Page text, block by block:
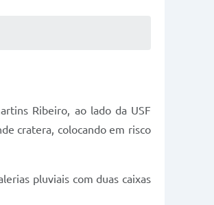
Ribeiro, ao lado da USF
cratera, colocando em risco
pluviais com duas caixas